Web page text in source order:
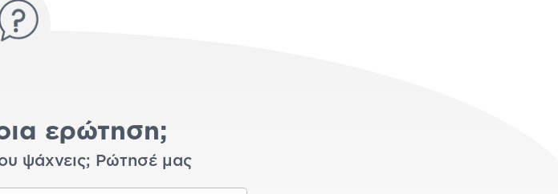
ερώτηση;
ψάχνεις; Ρώτησέ μας